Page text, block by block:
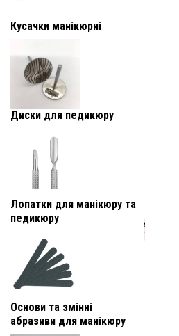
Кусачки манікюрні
Диски для педикюру
Лопатки для манікюру та
педикюру
Основи та змінні
абразиви для манікюру